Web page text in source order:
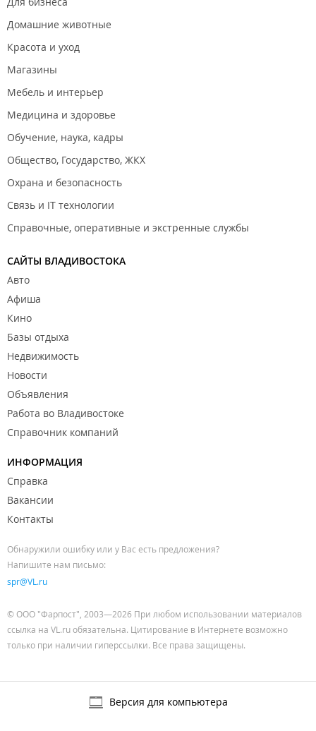
Домашние животные
Красота и уход
Магазины
Мебель и интерьер
Медицина и здоровье
Обучение, наука, кадры
Общество, Государство, ЖКХ
Охрана и безопасность
Связь и IT технологии
Справочные, оперативные и экстренные службы
САЙТЫ ВЛАДИВОСТОКА
Авто
Афиша
Кино
Базы отдыха
Недвижимость
Новости
Объявления
Работа во Владивостоке
Справочник компаний
ИНФОРМАЦИЯ
Справка
Вакансии
Контакты
Обнаружили ошибку или у Вас есть предложения?
Напишите нам письмо:
spr@VL.ru
© ООО "Фарпост", 2003—2026 При любом использовании материалов
ссылка на VL.ru обязательна. Цитирование в Интернете возможно
только при наличии гиперссылки. Все права защищены.
Версия для компьютера